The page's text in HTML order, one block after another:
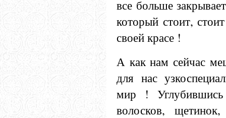
все больше
который стоит,
своей красе !
А как нам сейчас
для нас
мир ! Углубившись
волосков,